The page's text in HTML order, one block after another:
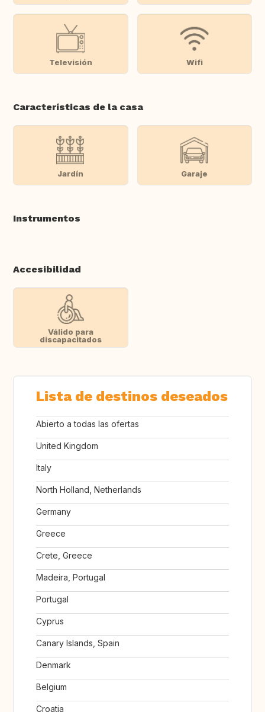
Televisión Wifi
Características de la casa
Jardín Garaje
Instrumentos
Accesibilidad
Válido para
discapacitados
Lista de destinos deseados
Abierto a todas las ofertas
United Kingdom
Italy
North Holland, Netherlands
Germany
Greece
Crete, Greece
Madeira, Portugal
Portugal
Cyprus
Canary Islands, Spain
Denmark
Belgium
Croatia